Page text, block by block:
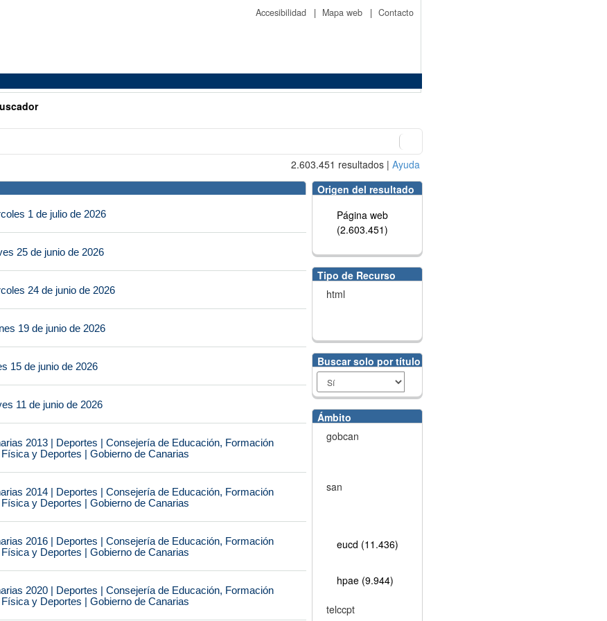
Accesibilidad | Mapa web | Contacto
2.603.451 resultados | Ayuda
1 de julio de 2026
25 de junio de 2026
24 de junio de 2026
19 de junio de 2026
15 de junio de 2026
11 de junio de 2026
2013 | Deportes | Consejería de Educación, Formación
y Deportes | Gobierno de Canarias
2014 | Deportes | Consejería de Educación, Formación
y Deportes | Gobierno de Canarias
2016 | Deportes | Consejería de Educación, Formación
y Deportes | Gobierno de Canarias
2020 | Deportes | Consejería de Educación, Formación
y Deportes | Gobierno de Canarias
Origen del resultado
Página web
(2.603.451)
Tipo de Recurso
html
Buscar solo por título
Ámbito
gobcan
san
eucd (11.436)
hpae (9.944)
telccpt